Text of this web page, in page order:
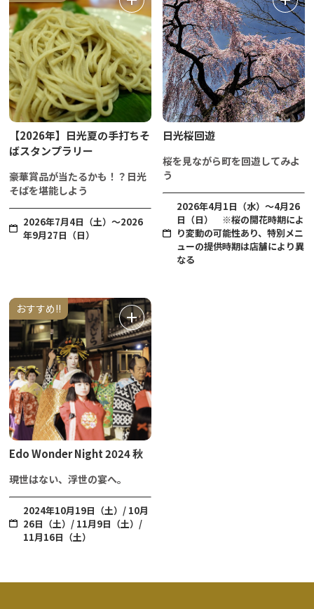
【2026年】日光夏の手打ちそ
ばスタンプラリー
豪華賞品が当たるかも！？日光
そばを堪能しよう
2026年7月4日（土）～2026
年9月27日（日）
日光桜回遊
桜を見ながら町を回遊してみよ
う
2026年4月1日（水）～4月26
日（日） ※桜の開花時期によ
り変動の可能性あり、特別メニ
ューの提供時期は店舗により異
なる
おすすめ!!
Edo Wonder Night 2024 秋
現世はない、浮世の宴へ。
2024年10月19日（土）/ 10月
26日（土）/ 11月9日（土）/
11月16日（土）